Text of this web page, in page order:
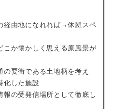
経由地になれれば→休憩スペ
こか懐かしく思える原風景が
の要衝である土地柄を考え
化した施設
報の受発信場所として徹底し